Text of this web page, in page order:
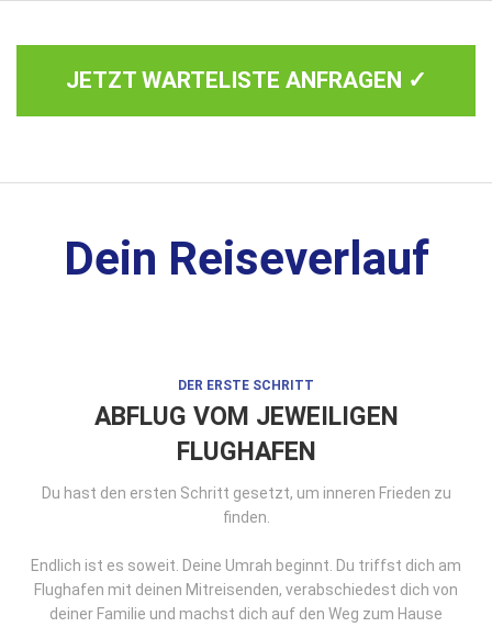
JETZT WARTELISTE ANFRAGEN ✓
Dein Reiseverlauf
DER ERSTE SCHRITT
ABFLUG VOM JEWEILIGEN
FLUGHAFEN
Du hast den ersten Schritt gesetzt, um inneren Frieden zu
finden.
Endlich ist es soweit. Deine Umrah beginnt. Du triffst dich am
Flughafen mit deinen Mitreisenden, verabschiedest dich von
deiner Familie und machst dich auf den Weg zum Hause